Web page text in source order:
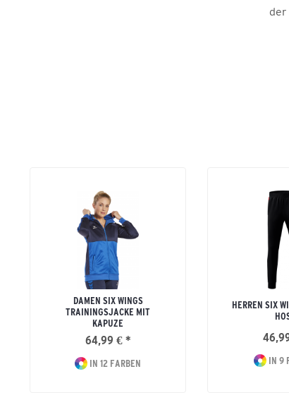
der
DAMEN SIX WINGS
TRAININGSJACKE MIT
KAPUZE
64,99 € *
IN 12 FARBEN
HERREN SIX
IN 9